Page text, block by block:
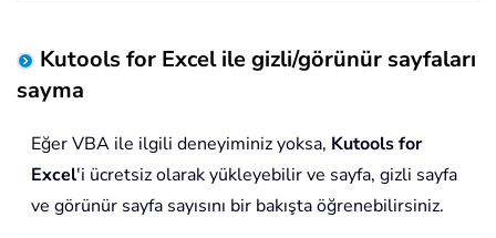
Kutools for Excel ile gizli/görünür sayfaları
sayma
Eğer VBA ile ilgili deneyiminiz yoksa, Kutools for
Excel'i ücretsiz olarak yükleyebilir ve sayfa, gizli sayfa
ve görünür sayfa sayısını bir bakışta öğrenebilirsiniz.